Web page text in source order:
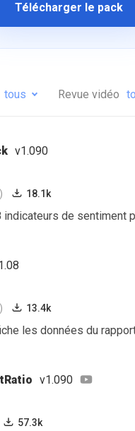
Télécharger le pack
tous Revue vidéo
v1.090
18.1k
indicateurs de sentiment
13.4k
les données du
v1.090
57.3k